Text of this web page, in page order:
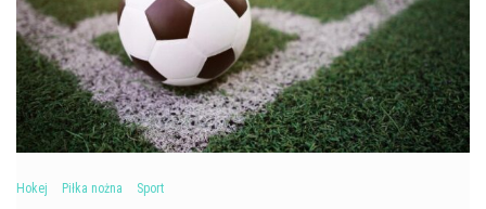
Hokej Piłka nożna Sport